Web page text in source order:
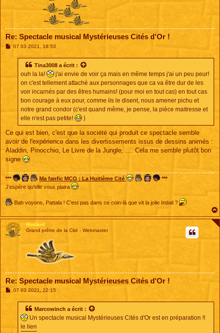
Re: Spectacle musical Mystérieuses Cités d'Or !
M07 03 2021, 18:53
Tina3008 a écrit :
ouh la la!
j'ai envie de voir ça mais en même temps j'ai un peu peur!
on c'est tellement attaché aux personnages que ca va être dur de les
voir incarnés par des êtres humains! (pour moi en tout cas) en tout cas
bon courage à eux pour, comme ils le disent, nous amener pichu et
notre grand condor (c'est quand même, je pense, la pièce maitresse et
elle n'est pas petite!
)
Ce qui est bien, c'est que la société qui produit ce spectacle semble
avoir de l'expérience dans les divertissements issus de dessins animés :
Aladdin, Pinocchio, Le Livre de la Jungle, .... Cela me semble plutôt bon
signe
*** Ma fanfic MCO : La Huitième Cité
***
J'espère qu'elle vous plaira
Bah voyons, Pattala ! C'est pas dans ce coin-là que vit la jolie Indali ?
Routard
Grand prêtre de la Cité - Webmaster
Re: Spectacle musical Mystérieuses Cités d'Or !
M07 03 2021, 22:15
Marcowinch a écrit :
Un spectacle musical Mystérieuses Cités d'Or est en préparation !!
le lien